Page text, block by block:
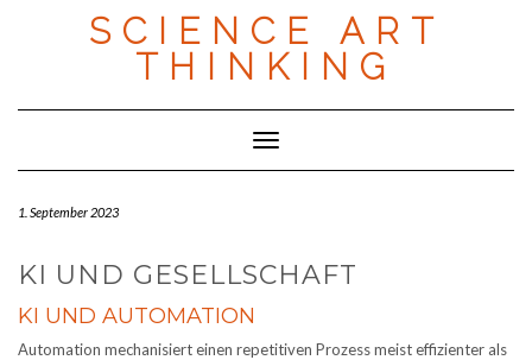
SCIENCE ART
THINKING
Toggle Navigation
1. September 2023
KI UND GESELLSCHAFT
KI UND AUTOMATION
Automation mechanisiert einen repetitiven Prozess meist effizienter als